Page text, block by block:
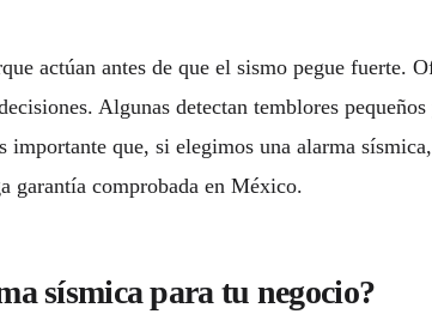
actúan antes de que el sismo pegue fuerte.
Algunas detectan temblores
importante que, si elegimos una alarma
comprobada en México.
sísmica para tu negocio?